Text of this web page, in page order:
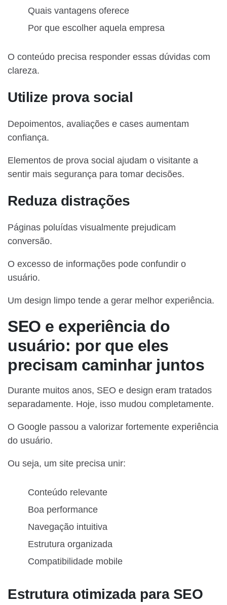
Quais vantagens oferece
Por que escolher aquela empresa
O conteúdo precisa responder essas dúvidas com
clareza.
Utilize prova social
Depoimentos, avaliações e cases aumentam
confiança.
Elementos de prova social ajudam o visitante a
sentir mais segurança para tomar decisões.
Reduza distrações
Páginas poluídas visualmente prejudicam
conversão.
O excesso de informações pode confundir o
usuário.
Um design limpo tende a gerar melhor experiência.
SEO e experiência do
usuário: por que eles
precisam caminhar juntos
Durante muitos anos, SEO e design eram tratados
separadamente. Hoje, isso mudou completamente.
O Google passou a valorizar fortemente experiência
do usuário.
Ou seja, um site precisa unir:
Conteúdo relevante
Boa performance
Navegação intuitiva
Estrutura organizada
Compatibilidade mobile
Estrutura otimizada para SEO